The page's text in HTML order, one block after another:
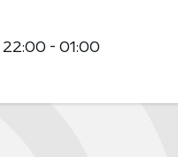
22:00 - 01:00